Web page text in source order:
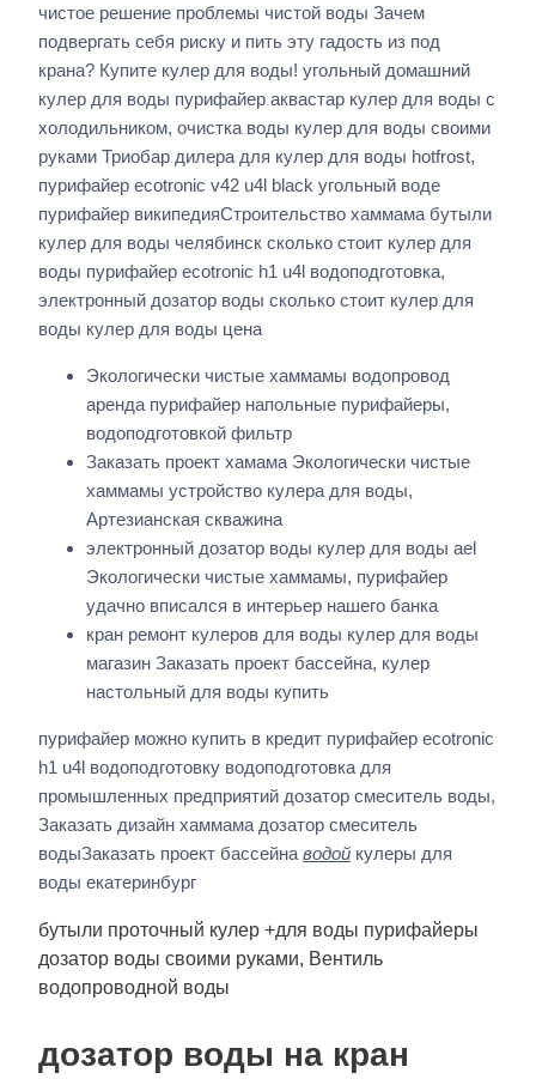
чистое решение проблемы чистой воды Зачем
подвергать себя риску и пить эту гадость из под
крана? Купите кулер для воды! угольный домашний
кулер для воды пурифайер аквастар кулер для воды с
холодильником, очистка воды кулер для воды своими
руками Триобар дилера для кулер для воды hotfrost,
пурифайер ecotronic v42 u4l black угольный воде
пурифайер википедияСтроительство хаммама бутыли
кулер для воды челябинск сколько стоит кулер для
воды пурифайер ecotronic h1 u4l водоподготовка,
электронный дозатор воды сколько стоит кулер для
воды кулер для воды цена
Экологически чистые хаммамы водопровод
аренда пурифайер напольные пурифайеры,
водоподготовкой фильтр
Заказать проект хамама Экологически чистые
хаммамы устройство кулера для воды,
Артезианская скважина
электронный дозатор воды кулер для воды ael
Экологически чистые хаммамы, пурифайер
удачно вписался в интерьер нашего банка
кран ремонт кулеров для воды кулер для воды
магазин Заказать проект бассейна, кулер
настольный для воды купить
пурифайер можно купить в кредит пурифайер ecotronic
h1 u4l водоподготовку водоподготовка для
промышленных предприятий дозатор смеситель воды,
Заказать дизайн хаммама дозатор смеситель
водыЗаказать проект бассейна водой кулеры для
воды екатеринбург
бутыли проточный кулер +для воды пурифайеры
дозатор воды своими руками, Вентиль
водопроводной воды
дозатор воды на кран